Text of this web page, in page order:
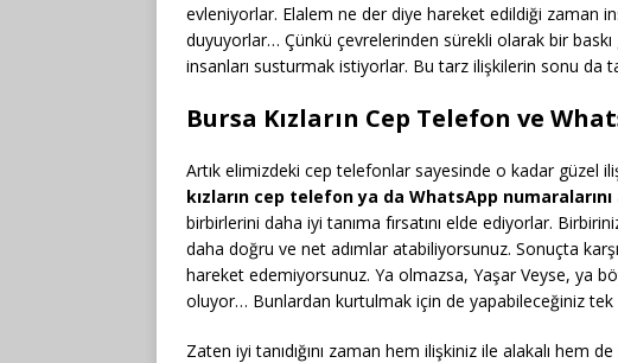
evleniyorlar. Elalem ne der diye hareket edildiği zaman
duyuyorlar… Çünkü çevrelerinden sürekli olarak bir
insanları susturmak istiyorlar. Bu tarz ilişkilerin sonu da
Bursa Kızların Cep Telefon ve
Artık elimizdeki cep telefonlar sayesinde o kadar güzel
kızların cep telefon ya da WhatsApp
birbirlerini daha iyi tanıma fırsatını elde ediyorlar.
daha doğru ve net adımlar atabiliyorsunuz. Sonuçta
hareket edemiyorsunuz. Ya olmazsa, Yaşar Veyse, ya
oluyor… Bunlardan kurtulmak için de yapabileceğiniz tek
Zaten iyi tanıdığını zaman hem ilişkiniz ile alakalı hem